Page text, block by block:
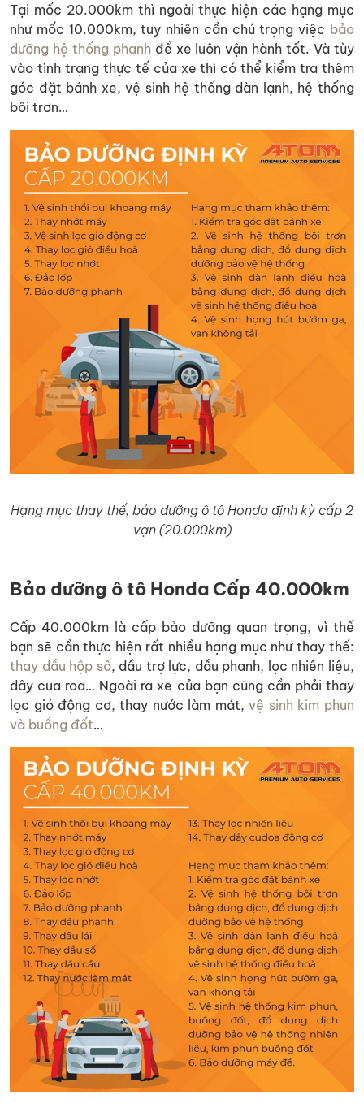
Tại mốc 20.000km thì ngoài thực hiện các hạng mục
như mốc 10.000km, tuy nhiên cần chú trọng việc bảo
dưỡng hệ thống phanhđể xe luôn vận hành tốt. Và tùy
vào tình trạng thực tế của xe thì có thể kiểm tra thêm
góc đặt bánh xe, vệ sinh hệ thống dàn lạnh, hệ thống
bôi trơn…
Hạng mục thay thế, bảo dưỡng ô tô Honda định kỳ cấp 2
vạn (20.000km)
Bảo dưỡng ô tô Honda Cấp 40.000km
Cấp 40.000km là cấp bảo dưỡng quan trọng, vì thế
bạn sẽ cần thực hiện rất nhiều hạng mục như thay thế:
thay dầu hộp số, dầu trợ lực, dầu phanh, lọc nhiên liệu,
dây cua roa… Ngoài ra xe của bạn cũng cần phải thay
lọc gió động cơ, thay nước làm mát,vệ sinh kim phun
và buồng đốt…